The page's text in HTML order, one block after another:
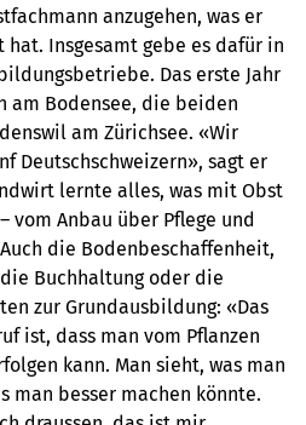
anzugehen, was er
Insgesamt gebe es dafür in
Das erste Jahr
am Bodensee, die beiden
am Zürichsee. «Wir
Deutschschweizern», sagt er
lernte alles, was mit Obst
vom Anbau über Pflege und
die Bodenbeschaffenheit,
Buchhaltung oder die
zur Grundausbildung: «Das
ist, dass man vom Pflanzen
kann. Man sieht, was man
man besser machen könnte.